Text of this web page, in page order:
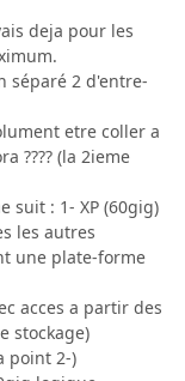
deja pour les
séparé 2 d'entre-
etre coller a
???? (la 2ieme
suit : 1- XP (60gig)
les autres
une plate-forme
acces a partir des
stockage)
point 2-)